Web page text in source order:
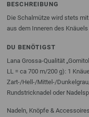
BESCHREIBUNG
Die Schalmütze wird stets
aus dem Inneren des
DU BENÖTIGST
Lana Grossa-Qualität
LL = ca 700 m/200 g): 1
Zart-/Hell-/Mittel-/
Rundstricknadel oder
Nadeln, Knöpfe &